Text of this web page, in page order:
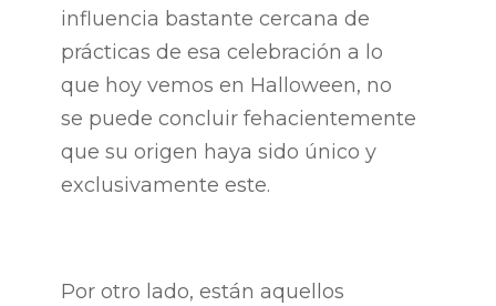
influencia bastante cercana de
prácticas de esa celebración a lo
que hoy vemos en Halloween, no
se puede concluir fehacientemente
que su origen haya sido único y
exclusivamente este.
Por otro lado, están aquellos